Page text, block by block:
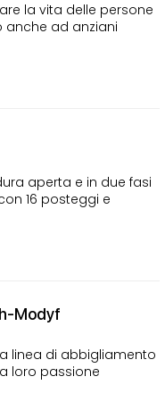
la vita delle persone
anche ad anziani
aperta e in due fasi
16 posteggi e
Modyf
linea di abbigliamento
loro passione